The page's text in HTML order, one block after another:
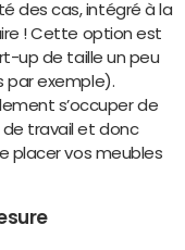
des cas, intégré à la
! Cette option est
up de taille un peu
par exemple).
s’occuper de
de travail et donc
placer vos meubles